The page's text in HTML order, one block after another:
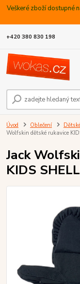
Veškeré zboží dostupné
+420 380 830 198
Úvod Oblečení
Wolfskin dětské rukavice
Jack
KIDS